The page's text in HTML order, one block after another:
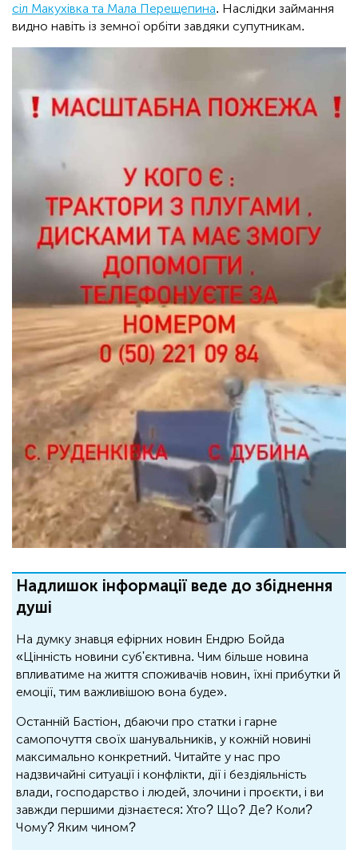
сіл Макухівка та Мала Перещепина. Наслідки займання
видно навіть із земної орбіти завдяки супутникам.
Надлишок інформації веде до збіднення
душі
На думку знавця ефірних новин Ендрю Бойда
«Цінність новини суб'єктивна. Чим більше новина
впливатиме на життя споживачів новин, їхні прибутки й
емоції, тим важливішою вона буде».
Останній Бастіон, дбаючи про статки і гарне
самопочуття своїх шанувальників, у кожній новині
максимально конкретний. Читайте у нас про
надзвичайні ситуації і конфлікти, дії і бездіяльність
влади, господарство і людей, злочини і проєкти, і ви
завжди першими дізнаєтеся: Хто? Що? Де? Коли?
Чому? Яким чином?